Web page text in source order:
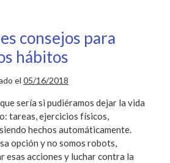
consejos para
hábitos
el 05/16/2018
sería si pudiéramos dejar la vida
tareas, ejercicios físicos,
hechos automáticamente.
opción y no somos robots,
esas acciones y luchar contra la